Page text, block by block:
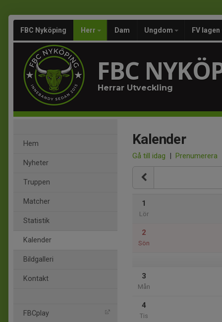
FBC Nyköping Herr Dam Ungdom FV lagen
FBC
Herrar Utveckling
Hem
Nyheter
Truppen
Matcher
Statistik
Kalender
Bildgalleri
Kontakt
FBCplay
Kalender
Gå till idag | Prenumerera
1
Lör
2
Sön
3
Mån
4
Tis